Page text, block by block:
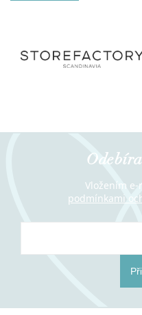
Vložením
podmínkami